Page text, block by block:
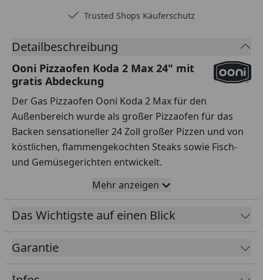
Trusted Shops Käuferschutz
Detailbeschreibung
Ooni Pizzaofen Koda 2 Max 24" mit
gratis Abdeckung
Der Gas Pizzaofen Ooni Koda 2 Max für den
Außenbereich wurde als großer Pizzaofen für das
Backen sensationeller 24 Zoll großer Pizzen und von
köstlichen, flammengekochten Steaks sowie Fisch-
und Gemüsegerichten entwickelt.
Neben einem ansprechend minimalistischen Design
sowie integrierter Gaszündung überzeugt der große
Pizzaofen Ooni Koda 24 mit einer weiten
Pizzastein und einer innovativen L-förmigen Flamme.
Einfach die Sofortgaszündung aktivieren und in nur
Mehr anzeigen
Das Wichtigste auf einen Blick
Garantie